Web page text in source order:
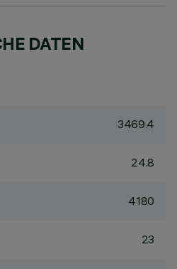
DATEN
3469.4
24.8
4180
23